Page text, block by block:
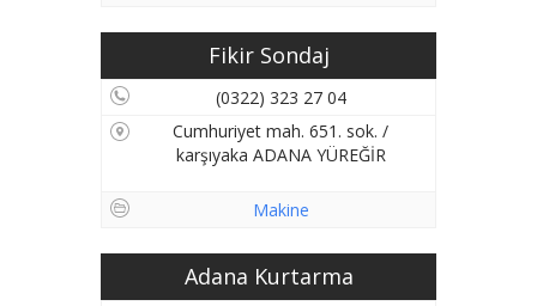
Fikir Sondaj
(0322) 323 27 04
Cumhuriyet mah. 651. sok. /
karşıyaka ADANA YÜREĞİR
Makine
Adana Kurtarma